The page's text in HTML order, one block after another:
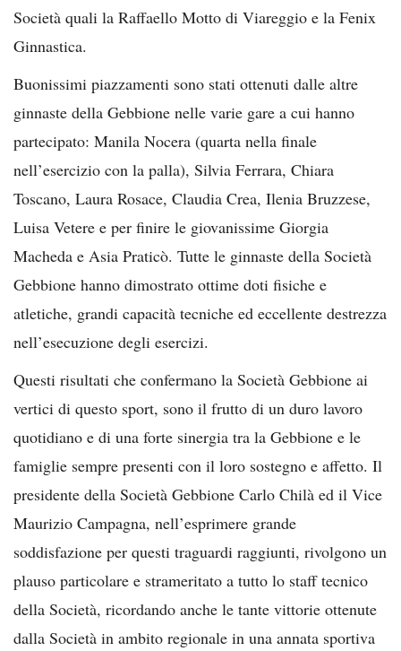
Società quali la Raffaello Motto di Viareggio e la Fenix
Ginnastica.
Buonissimi piazzamenti sono stati ottenuti dalle altre
ginnaste della Gebbione nelle varie gare a cui hanno
partecipato: Manila Nocera (quarta nella finale
nell’esercizio con la palla), Silvia Ferrara, Chiara
Toscano, Laura Rosace, Claudia Crea, Ilenia Bruzzese,
Luisa Vetere e per finire le giovanissime Giorgia
Macheda e Asia Praticò. Tutte le ginnaste della Società
Gebbione hanno dimostrato ottime doti fisiche e
atletiche, grandi capacità tecniche ed eccellente destrezza
nell’esecuzione degli esercizi.
Questi risultati che confermano la Società Gebbione ai
vertici di questo sport, sono il frutto di un duro lavoro
quotidiano e di una forte sinergia tra la Gebbione e le
famiglie sempre presenti con il loro sostegno e affetto. Il
presidente della Società Gebbione Carlo Chilà ed il Vice
Maurizio Campagna, nell’esprimere grande
soddisfazione per questi traguardi raggiunti, rivolgono un
plauso particolare e strameritato a tutto lo staff tecnico
della Società, ricordando anche le tante vittorie ottenute
dalla Società in ambito regionale in una annata sportiva